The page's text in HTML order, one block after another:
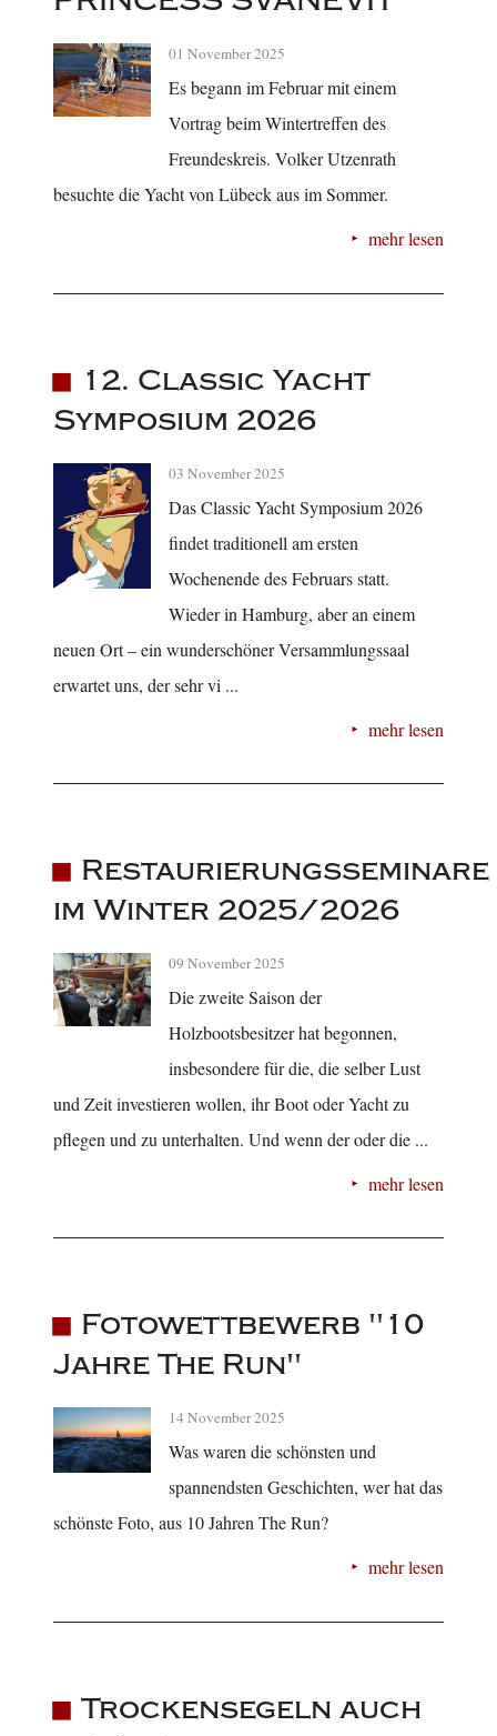
01 November 2025
Es begann im Februar mit einem
Vortrag beim Wintertreffen des
Freundeskreis. Volker Utzenrath
besuchte die Yacht von Lübeck aus im Sommer.
mehr lesen
12. Classic Yacht
Symposium 2026
03 November 2025
Das Classic Yacht Symposium 2026
findet traditionell am ersten
Wochenende des Februars statt.
Wieder in Hamburg, aber an einem
neuen Ort – ein wunderschöner Versammlungssaal
erwartet uns, der sehr vi ...
mehr lesen
Restaurierungsseminare
im Winter 2025/2026
09 November 2025
Die zweite Saison der
Holzbootsbesitzer hat begonnen,
insbesondere für die, die selber Lust
und Zeit investieren wollen, ihr Boot oder Yacht zu
pflegen und zu unterhalten. Und wenn der oder die ...
mehr lesen
Fotowettbewerb "10
Jahre The Run"
14 November 2025
Was waren die schönsten und
spannendsten Geschichten, wer hat das
schönste Foto, aus 10 Jahren The Run?
mehr lesen
Trockensegeln auch